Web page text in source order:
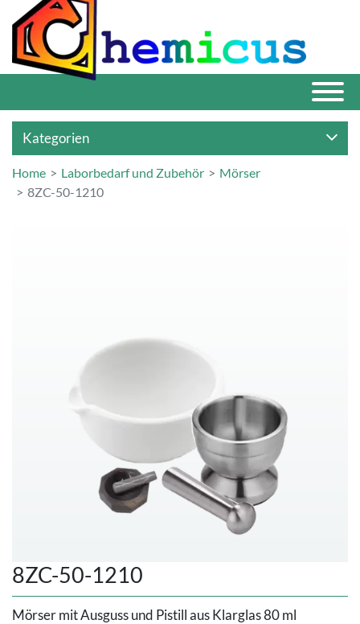
Kategorien
Home Laborbedarf und Zubehör
Mörser
8ZC-50-1210
8ZC-50-1210
Mörser mit Ausguss und Pistill aus Klarglas 80 ml